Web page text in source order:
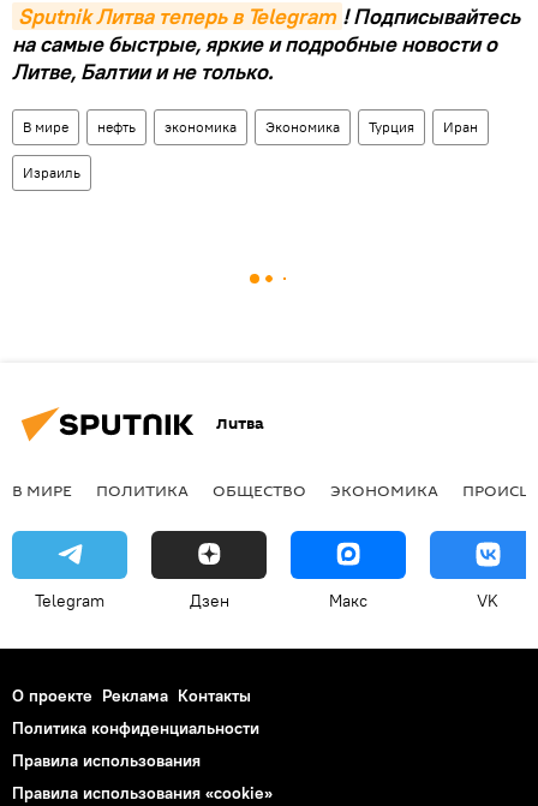
Sputnik Литва теперь в Telegram ! Подписывайтесь
на самые быстрые, яркие и подробные новости о
Литве, Балтии и не только.
В мире нефть экономика Экономика Турция Иран
Израиль
Литва
В МИРЕ ПОЛИТИКА ОБЩЕСТВО ЭКОНОМИКА
Telegram Дзен Макс VK
О проекте Реклама Контакты
Политика конфиденциальности
Правила использования
Правила использования «cookie»